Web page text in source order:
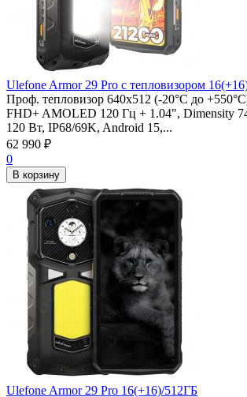
Ulefone Armor 29 Pro с тепловизором
Проф. тепловизор 640x512 (-20°C до
FHD+ AMOLED 120 Гц + 1.04", Dimensity
120 Вт, IP68/69K, Android 15,...
62 990 ₽
0
В корзину
Ulefone Armor 29 Pro 16(+16)/512ГБ